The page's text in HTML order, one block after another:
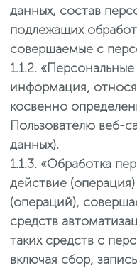
данных, состав
подлежащих
совершаемые с
1.1.2.
информация,
косвенно
Пользователю веб-
данных).
1.1.3. «Обработка
действие
(операций),
средств
таких средств с
включая сбор,